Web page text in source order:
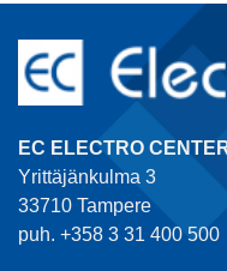
EC ELECTRO
Yrittäjänkulma 3
33710 Tampere
puh. +358 3 31 400 500